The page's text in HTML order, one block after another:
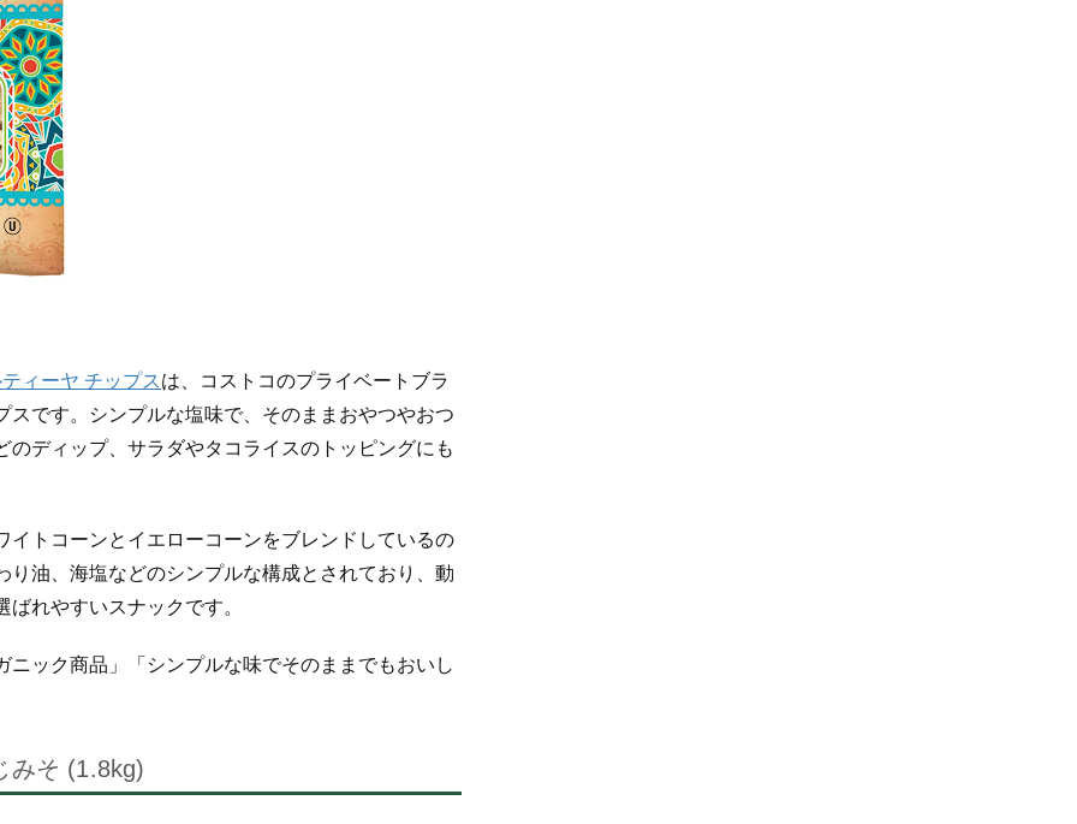
ィーヤ チップスは、コストコのプライベートブラ
です。シンプルな塩味で、そのままおやつやおつ
ディップ、サラダやタコライスのトッピングにも
トコーンとイエローコーンをブレンドしているの
油、海塩などのシンプルな構成とされており、動
れやすいスナックです。
ック商品」「シンプルな味でそのままでもおいし
みそ (1.8kg)